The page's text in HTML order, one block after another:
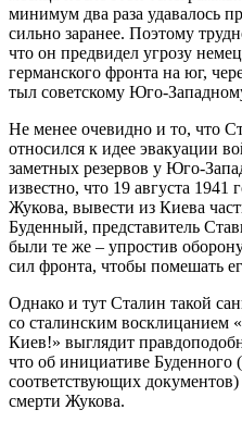
минимум два раза удавалось
сильно заранее. Поэтому
что он предвидел угрозу
германского фронта на юг,
тыл советскому Юго-
Не менее очевидно и то, что
относился к идее эвакуации
заметных резервов у Юго-
известно, что 19 августа 1941
Жукова, вывести из Киева
Буденный, представитель
были те же – упростив
сил фронта, чтобы помешать
Однако и тут Сталин такой
со сталинским восклицанием
Киев!» выглядит
что об инициативе Буденного
соответствующих документов)
смерти Жукова.